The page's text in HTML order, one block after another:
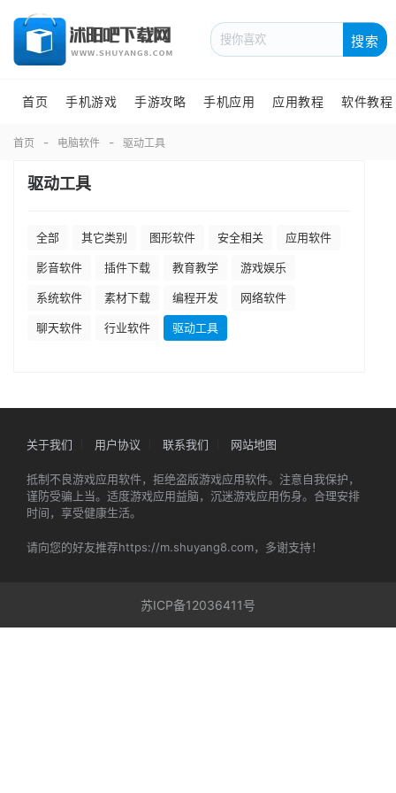
搜索
首页 手机游戏 手游攻略 手机应用 应用教程 软件教程
首页 电脑软件 驱动工具
驱动工具
全部 其它类别 图形软件 安全相关 应用软件
影音软件 插件下载 教育教学 游戏娱乐
系统软件 素材下载 编程开发 网络软件
聊天软件 行业软件 驱动工具
关于我们 用户协议 联系我们 网站地图
抵制不良游戏应用软件，拒绝盗版游戏应用软件。注意自我保护，
谨防受骗上当。适度游戏应用益脑，沉迷游戏应用伤身。合理安排
时间，享受健康生活。
请向您的好友推荐https://m.shuyang8.com，多谢支持！
苏ICP备12036411号